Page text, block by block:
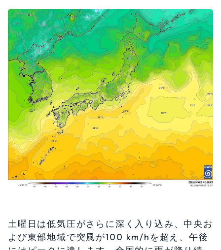
土曜日は低気圧がさらに深く入り込み、中央お
よび東部地域で突風が100 km/hを超え、午後